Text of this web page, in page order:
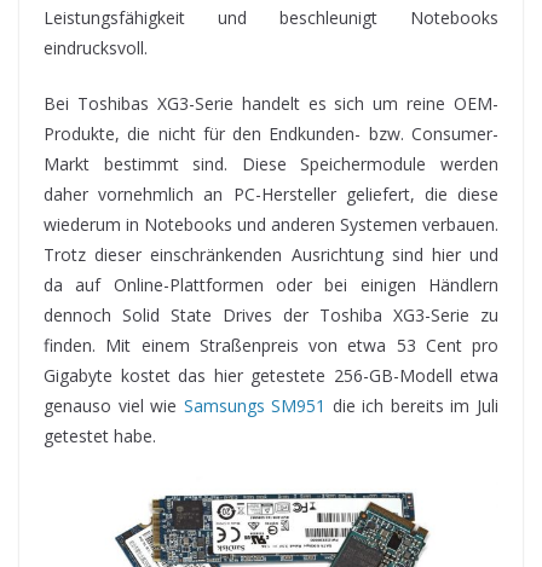
Leistungsfähigkeit und beschleunigt Notebooks
eindrucksvoll.
Bei Toshibas XG3-Serie handelt es sich um reine OEM-
Produkte, die nicht für den Endkunden- bzw. Consumer-
Markt bestimmt sind. Diese Speichermodule werden
daher vornehmlich an PC-Hersteller geliefert, die diese
wiederum in Notebooks und anderen Systemen verbauen.
Trotz dieser einschränkenden Ausrichtung sind hier und
da auf Online-Plattformen oder bei einigen Händlern
dennoch Solid State Drives der Toshiba XG3-Serie zu
finden. Mit einem Straßenpreis von etwa 53 Cent pro
Gigabyte kostet das hier getestete 256-GB-Modell etwa
genauso viel wie Samsungs SM951 die ich bereits im Juli
getestet habe.